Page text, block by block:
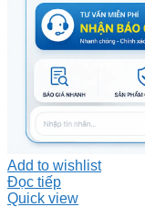
Add to wishlist
Đọc tiếp
Quick view